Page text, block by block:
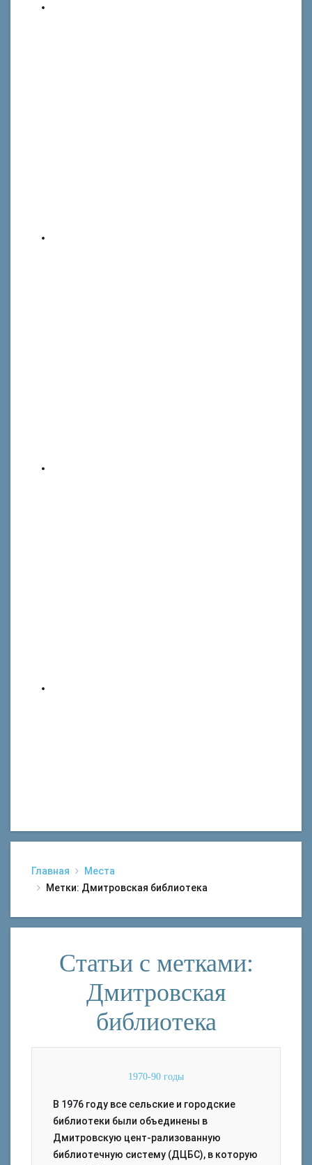
Главная
Места
Метки: Дмитровская библиотека
Статьи с метками:
Дмитровская
библиотека
1970-90 годы
В 1976 году все сельские и городские
библиотеки были объединены в
Дмитровскую цент-рализованную
библиотечную систему (ДЦБС), в которую